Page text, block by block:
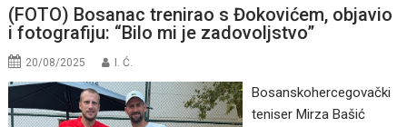
(FOTO) Bosanac trenirao s Đokovićem, objavio
i fotografiju: “Bilo mi je zadovoljstvo”
20/08/2025 I. Ć.
Bosanskohercegovački
teniser Mirza Bašić